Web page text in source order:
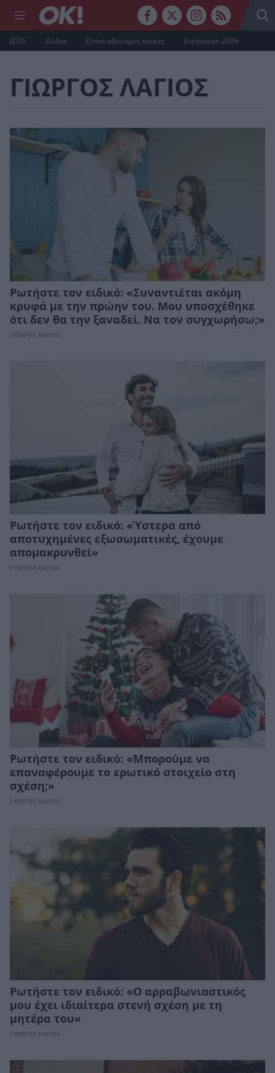
J2US Ζώδια Ο πιο αδύναμος κρίκος Eurovision 2026
ΓΙΩΡΓΟΣ ΛΑΓΙΟΣ
Ρωτήστε τον ειδικό: «Συναντιέται ακόμη
κρυφά με την πρώην του. Μου υποσχέθηκε
ότι δεν θα την ξαναδεί. Να τον συγχωρήσω;»
ΓΙΩΡΓΟΣ ΛΑΓΙΟΣ
Ρωτήστε τον ειδικό: «Ύστερα από
αποτυχημένες εξωσωματικές, έχουμε
απομακρυνθεί»
ΓΙΩΡΓΟΣ ΛΑΓΙΟΣ
Ρωτήστε τον ειδικό: «Μπορούμε να
επαναφέρουμε το ερωτικό στοιχείο στη
σχέση;»
ΓΙΩΡΓΟΣ ΛΑΓΙΟΣ
Ρωτήστε τον ειδικό: «Ο αρραβωνιαστικός
μου έχει ιδιαίτερα στενή σχέση με τη
μητέρα του»
ΓΙΩΡΓΟΣ ΛΑΓΙΟΣ